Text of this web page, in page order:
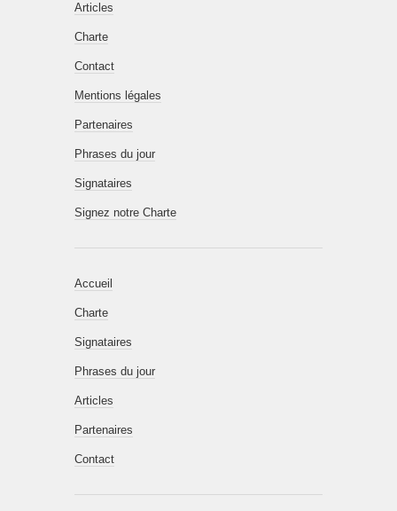
Articles
Charte
Contact
Mentions légales
Partenaires
Phrases du jour
Signataires
Signez notre Charte
Accueil
Charte
Signataires
Phrases du jour
Articles
Partenaires
Contact